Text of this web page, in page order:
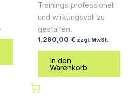
Trainings professionell
und wirkungsvoll zu
gestalten.
1.290,00 € zzgl. MwSt.
In den
Warenkorb